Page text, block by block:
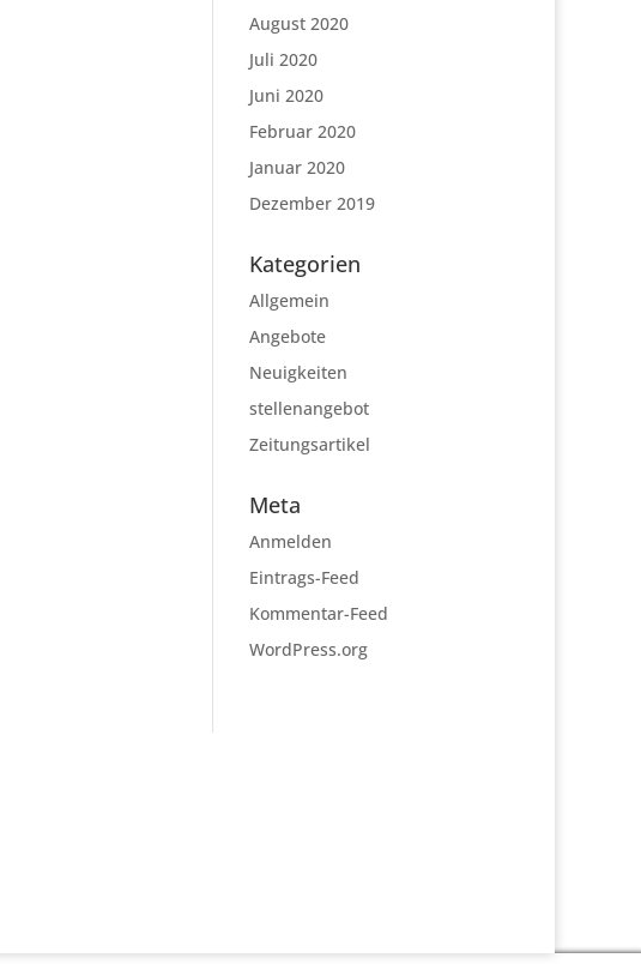
August 2020
Juli 2020
Juni 2020
Februar 2020
Januar 2020
Dezember 2019
Kategorien
Allgemein
Angebote
Neuigkeiten
stellenangebot
Zeitungsartikel
Meta
Anmelden
Eintrags-Feed
Kommentar-Feed
WordPress.org